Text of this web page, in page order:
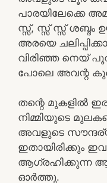
പാരയിലേക്കെ
സ്സ്, സ്സ് സ്സ്
അരയെ
വിരിഞ്ഞ നെയ്
പോലെ അവന്റ
തന്റെ മുകളിൽ
നിമ്മിയുടെ
അവളുടെ
ഇതായിരിക്കും
ആഗ്രഹിക്കുന്ന ആ
ഓർത്തു.